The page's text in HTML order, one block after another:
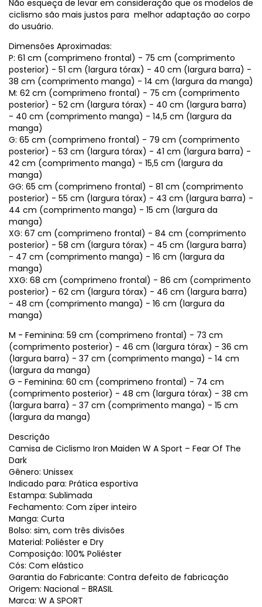
Não esqueça de levar em consideração que os modelos de
ciclismo são mais justos para melhor adaptação ao corpo
do usuário.
Dimensões Aproximadas:
P: 61 cm (comprimeno frontal) - 75 cm (comprimento
posterior) - 51 cm (largura tórax) - 40 cm (largura barra) -
38 cm (comprimento manga) - 14 cm (largura da manga)
M: 62 cm (comprimeno frontal) - 75 cm (comprimento
posterior) - 52 cm (largura tórax) - 40 cm (largura barra)
- 40 cm (comprimento manga) - 14,5 cm (largura da
manga)
G: 65 cm (comprimeno frontal) - 79 cm (comprimento
posterior) - 53 cm (largura tórax) - 41 cm (largura barra) -
42 cm (comprimento manga) - 15,5 cm (largura da
manga)
GG: 65 cm (comprimeno frontal) - 81 cm (comprimento
posterior) - 55 cm (largura tórax) - 43 cm (largura barra) -
44 cm (comprimento manga) - 15 cm (largura da
manga)
XG: 67 cm (comprimeno frontal) - 84 cm (comprimento
posterior) - 58 cm (largura tórax) - 45 cm (largura barra)
- 47 cm (comprimento manga) - 16 cm (largura da
manga)
XXG: 68 cm (comprimeno frontal) - 86 cm (comprimento
posterior) - 62 cm (largura tórax) - 46 cm (largura barra)
- 48 cm (comprimento manga) - 16 cm (largura da
manga)
M - Feminina: 59 cm (comprimeno frontal) - 73 cm
(comprimento posterior) - 46 cm (largura tórax) - 36 cm
(largura barra) - 37 cm (comprimento manga) - 14 cm
(largura da manga)
G - Feminina: 60 cm (comprimeno frontal) - 74 cm
(comprimento posterior) - 48 cm (largura tórax) - 38 cm
(largura barra) - 37 cm (comprimento manga) - 15 cm
(largura da manga)
Descrição
Camisa de Ciclismo Iron Maiden W A Sport – Fear Of The
Dark
Gênero: Unissex
Indicado para: Prática esportiva
Estampa: Sublimada
Fechamento: Com zíper inteiro
Manga: Curta
Bolso: sim, com três divisões
Material: Poliéster e Dry
Composição: 100% Poliéster
Cós: Com elástico
Garantia do Fabricante: Contra defeito de fabricação
Origem: Nacional - BRASIL
Marca: W A SPORT